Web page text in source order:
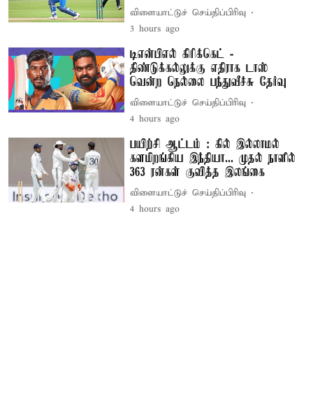
விளையாட்டுச் செய்திப்பிரிவு
3 hours ago
டிஎன்பிஎல் கிரிக்கெட் -
திண்டுக்கல்லுக்கு எதிராக டாஸ்
வென்ற நெல்லை பந்துவீச்சு தேர்வு
விளையாட்டுச் செய்திப்பிரிவு
4 hours ago
பயிற்சி ஆட்டம் : கில் இல்லாமல்
களமிறங்கிய இந்தியா... முதல் நாளில்
363 ரன்கள் குவித்த இலங்கை
விளையாட்டுச் செய்திப்பிரிவு
4 hours ago